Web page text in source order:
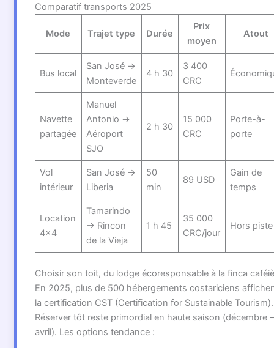
Comparatif transports 2025
Mode Trajet type Durée
Prix
moyen
Atout
Bus local
San José →
Monteverde
4 h 30
3 400
CRC
Navette
partagée
Manuel
Antonio →
Aéroport
SJO
2 h 30
15 000
CRC
Porte-à-
porte
Vol
intérieur
San José →
Liberia
50
min
89 USD
Gain de
temps
Location
4×4
Tamarindo
→ Rincon
de la Vieja
1 h 45
35 000
CRC/jour
Hors piste
Choisir son toit, du lodge écoresponsable à la finca
En 2025, plus de 500 hébergements costariciens
la certification CST (Certification for Sustainable Tourism).
Réserver tôt reste primordial en haute saison (décembre –
avril). Les options tendance :